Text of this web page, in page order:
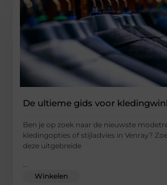
De ultieme gids voor
Ben je op zoek naar de nieuwste
kledingopties of stijladvies in Venray?
deze uitgebreide
...
Winkelen